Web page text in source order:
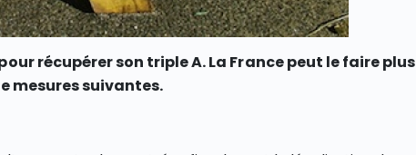
récupérer son triple A. La France peut le faire plus
mesures suivantes.